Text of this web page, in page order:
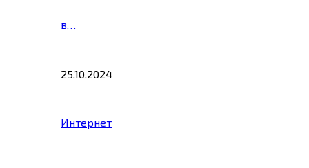
в…
25.10.2024
Интернет